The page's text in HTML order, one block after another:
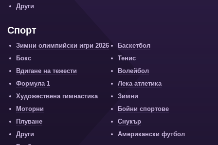
Други
Спорт
Зимни олимпийски игри 2026
Баскетбол
Бокс
Тенис
Вдигане на тежести
Волейбол
Формула 1
Лека атлетика
Художествена гимнастика
Зимни
Моторни
Бойни спортове
Плуване
Снукър
Други
Американски футбол